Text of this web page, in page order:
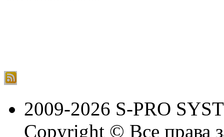
2009-2026 S-PRO
Copyright © Все права